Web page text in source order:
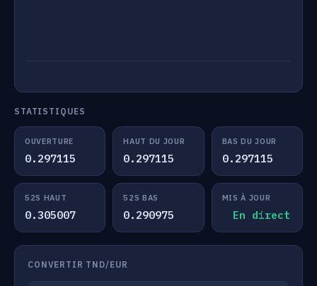
STATISTIQUES
OUVERTURE
0.297115
HAUT DU JOUR
0.297115
BAS DU JOUR
0.297115
52S HAUT
0.305007
52S BAS
0.290975
MIS À JOUR
En direct
CONVERTIR TND/EUR